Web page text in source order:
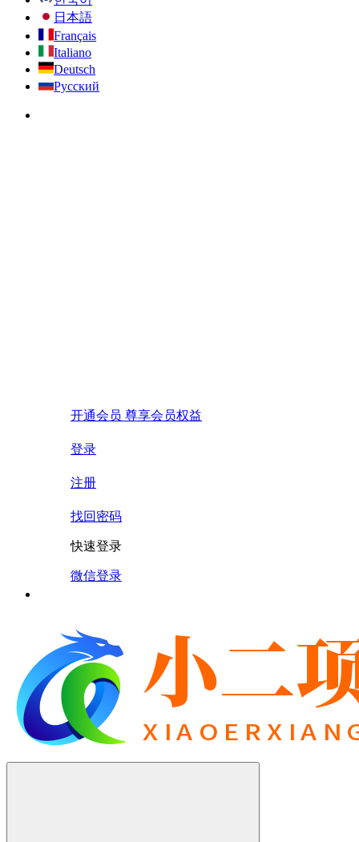
日本語
Français
Italiano
Deutsch
Русский
开通会员 尊享会员权益
登录
注册
找回密码
快速登录
微信登录